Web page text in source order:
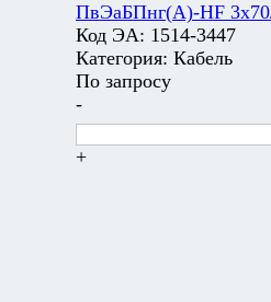
ПвЭаБПнг(А)-HF
Код ЭА: 1514-3447
Категория: Кабель
По запросу
-
+